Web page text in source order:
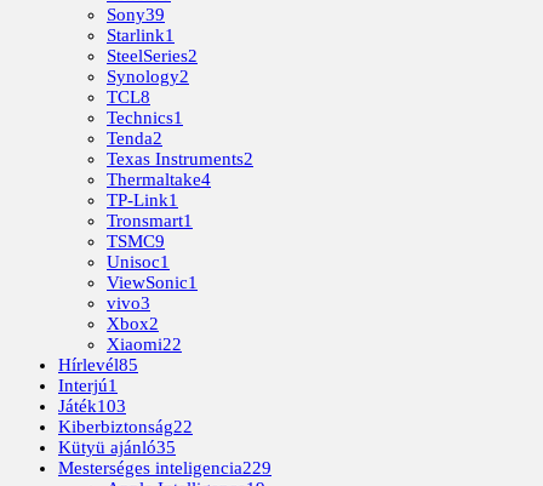
Sony39
Starlink1
SteelSeries2
Synology2
TCL8
Technics1
Tenda2
Texas Instruments2
Thermaltake4
TP-Link1
Tronsmart1
TSMC9
Unisoc1
ViewSonic1
vivo3
Xbox2
Xiaomi22
Hírlevél85
Interjú1
Játék103
Kiberbiztonság22
Kütyü ajánló35
Mesterséges inteligencia229